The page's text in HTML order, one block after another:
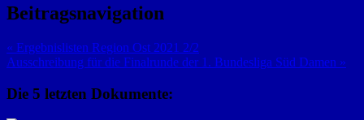
Beitragsnavigation
« Ergebnislisten Region Ost 2021 2/2
Ausschreibung für die Finalrunde der 1. Bundesliga Süd Damen »
Die 5 letzten Dokumente: